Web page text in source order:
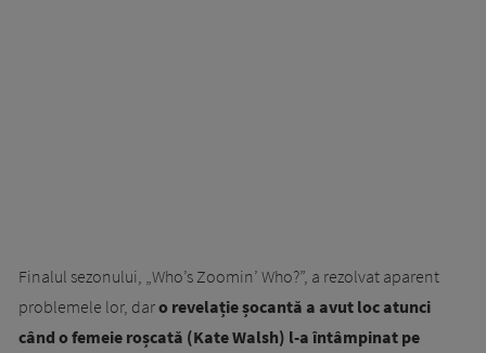
Finalul sezonului, „Who’s Zoomin’ Who?”, a rezolvat aparent
problemele lor, daro revelație șocantă a avut loc atunci
când o femeie roșcată (Kate Walsh) l-a întâmpinat pe